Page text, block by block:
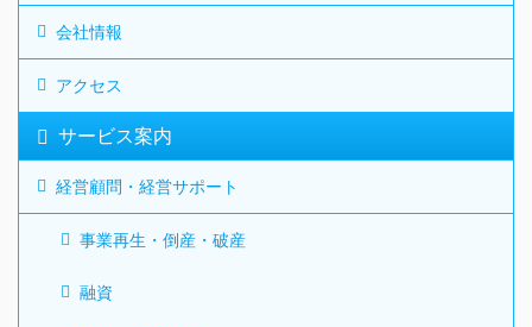
会社情報
アクセス
サービス案内
経営顧問・経営サポート
事業再生・倒産・破産
融資